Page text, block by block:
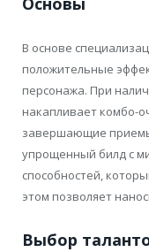
В основе
положительные
персонажа. При
накапливает комбо-
завершающие
упрощенный билд с
способностей,
этом позволяет
Выбор